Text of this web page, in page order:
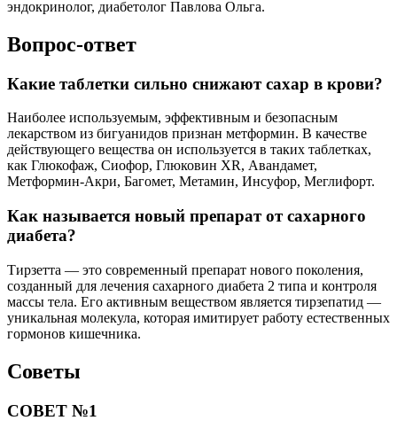
эндокринолог, диабетолог Павлова Ольга.
Вопрос-ответ
Какие таблетки сильно снижают сахар в крови?
Наиболее используемым, эффективным и безопасным
лекарством из бигуанидов признан метформин. В качестве
действующего вещества он используется в таких таблетках,
как Глюкофаж, Сиофор, Глюковин XR, Авандамет,
Метформин-Акри, Багомет, Метамин, Инсуфор, Меглифорт.
Как называется новый препарат от сахарного
диабета?
Тирзетта — это современный препарат нового поколения,
созданный для лечения сахарного диабета 2 типа и контроля
массы тела. Его активным веществом является тирзепатид —
уникальная молекула, которая имитирует работу естественных
гормонов кишечника.
Советы
СОВЕТ №1